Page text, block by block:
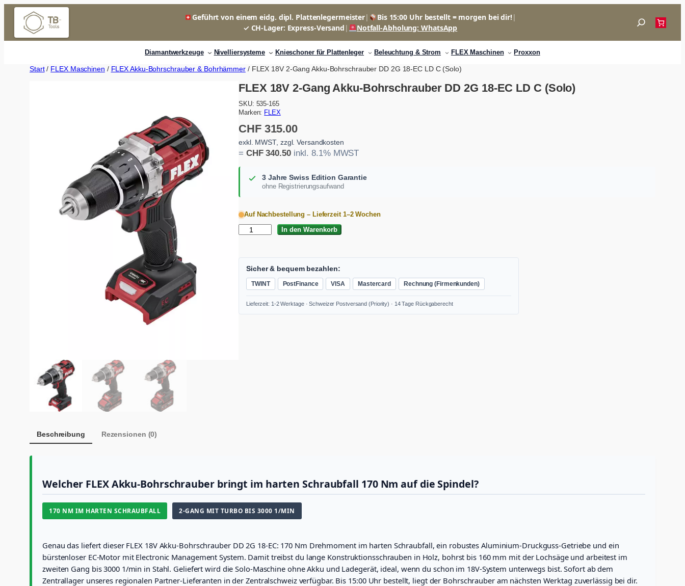
Zum
springen
Geführt von einem eidg. dipl. Plattenlegermeister| Bis 15:00 Uhr bestellt = morgen bei dir!|
✓ CH-Lager: Express-Versand | Notfall-Abholung: WhatsApp
Suchen
Diamantwerkzeuge Nivelliersysteme Knieschoner für Plattenleger Beleuchtung & Strom FLEX Maschinen Proxxon
Start/ FLEX Maschinen / FLEX Akku-Bohrschrauber & Bohrhämmer/ FLEX 18V 2-Gang Akku-Bohrschrauber DD 2G 18-EC LD C (Solo)
FLEX 18V 2-Gang Akku-Bohrschrauber DD 2G 18-EC LD C (Solo)
CHF315.00
exkl. MWST, zzgl. Versandkosten
= CHF340.50inkl. 8.1% MWST
3 Jahre Swiss Edition Garantie
ohne Registrierungsaufwand
Auf Nachbestellung – Lieferzeit 1–2 Wochen
u
e
r
2
G
1
In den Warenkorb
Sicher & bequem bezahlen:
TWINT PostFinance VISA Mastercard Rechnung (Firmenkunden)
Lieferzeit: 1-2 Werktage · Schweizer Postversand (Priority) · 14 Tage Rückgaberecht
SKU: 535-165
Marken: FLEX
Beschreibung Rezensionen (0)
Welcher FLEX Akku-Bohrschrauber bringt im harten Schraubfall 170 Nm auf die Spindel?
170 NM IM HARTEN SCHRAUBFALL 2-GANG MIT TURBO BIS 3000 1/MIN
Genau das liefert dieser FLEX 18V Akku-Bohrschrauber DD 2G 18-EC: 170 Nm Drehmoment im harten Schraubfall, ein robustes Aluminium-Druckguss-Getriebe und ein
bürstenloser EC-Motor mit Electronic Management System. Damit treibst du lange Konstruktionsschrauben in Holz, bohrst bis 160 mm mit der Lochsäge und arbeitest im
zweiten Gang bis 3000 1/min in Stahl. Geliefert wird die Solo-Maschine ohne Akku und Ladegerät, ideal, wenn du schon im 18V-System unterwegs bist. Sofort ab dem
Zentrallager unseres regionalen Partner-Lieferanten in der Zentralschweiz verfügbar. Bis 15:00 Uhr bestellt, liegt der Bohrschrauber am nächsten Werktag zuverlässig bei dir.